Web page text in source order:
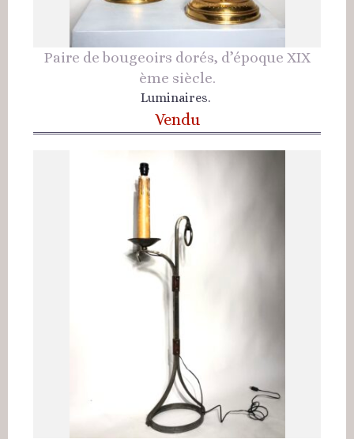
Paire de bougeoirs dorés, d’époque XIX
ème siècle.
Luminaires.
Vendu